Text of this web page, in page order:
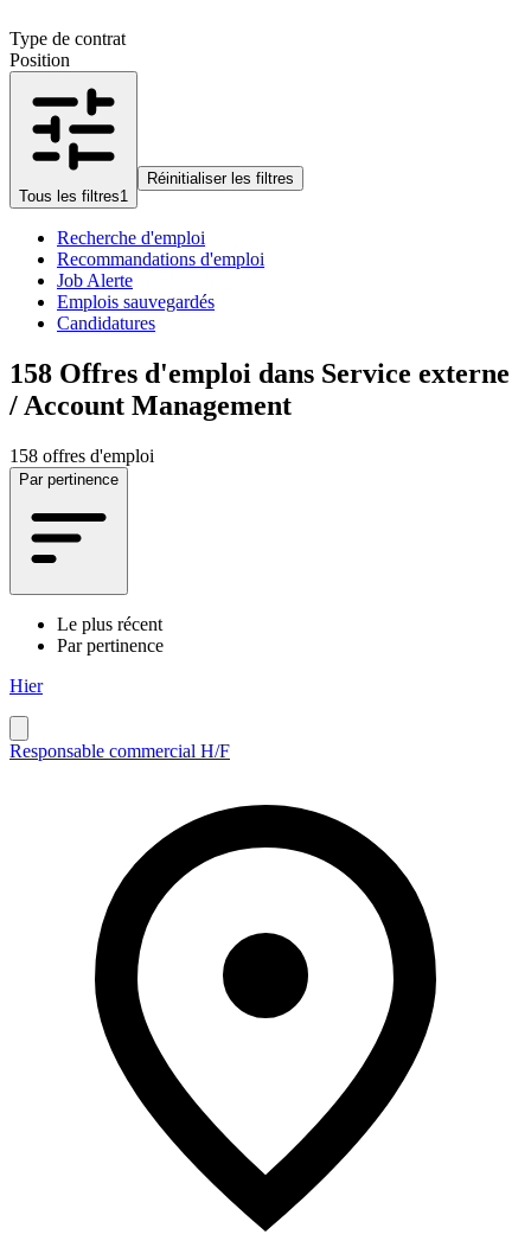
Type de contrat
Position
Tous les filtres1
Réinitialiser les filtres
Recherche d'emploi
Recommandations d'emploi
Job Alerte
Emplois sauvegardés
Candidatures
158 Offres d'emploi dans Service externe
/ Account Management
158 offres d'emploi
Par pertinence
Le plus récent
Par pertinence
Hier
Responsable commercial H/F